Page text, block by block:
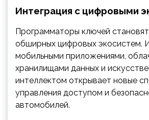
Интеграция с цифровыми
Программаторы ключей
обширных цифровых экосистем.
мобильными приложениями,
хранилищами данных и
интеллектом открывает новые
управления доступом и
автомобилей.